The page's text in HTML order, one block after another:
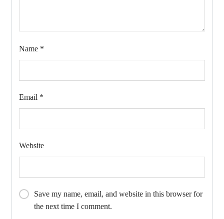
Name *
Email *
Website
Save my name, email, and website in this browser for
the next time I comment.